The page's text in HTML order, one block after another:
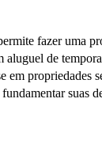
fazer uma
aluguel de
em propriedades
suas